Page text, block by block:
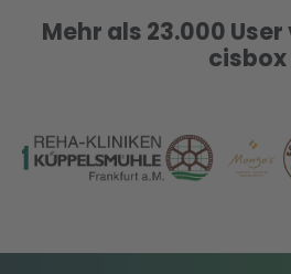
Mehr als 23.000
cisbox